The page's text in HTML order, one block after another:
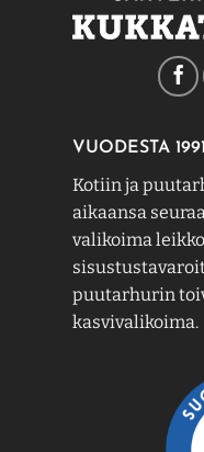
VUODESTA 1991
Kotiin ja
aikaansa
valikoima
puutarhurin
kasvivalikoima.